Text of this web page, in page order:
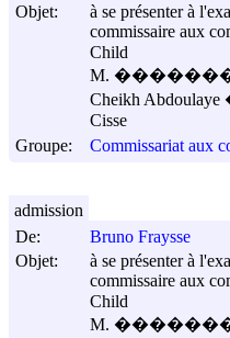
Objet:
à se présenter à
commissaire aux
Child
M.
Cheikh
Cisse
Groupe:
Commissariat aux
De:
Bruno Fraysse
Objet:
à se présenter à
commissaire aux
Child
M.
admission